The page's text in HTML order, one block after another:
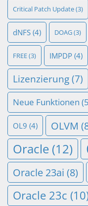
Critical Patch Update(3)
dNFS (4) DOAG(3)
FREE(3) IMPDP (4)
Lizenzierung(7)
Neue Funktionen
OL9 (4) OLVM
Oracle (12)
Oracle 23ai (8)
Oracle 23c